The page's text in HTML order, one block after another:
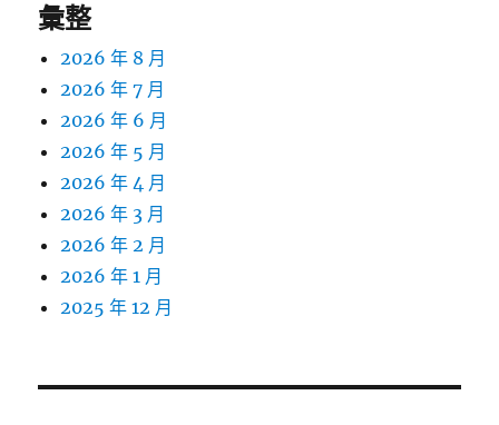
彙整
2026 年 8 月
2026 年 7 月
2026 年 6 月
2026 年 5 月
2026 年 4 月
2026 年 3 月
2026 年 2 月
2026 年 1 月
2025 年 12 月